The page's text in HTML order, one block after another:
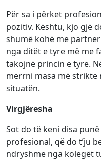
Për sa i përket
pozitiv. Kështu, kjo gjë
shumë kohë me
nga ditët e tyre më me
takojnë princin e tyre.
merrni masa më strikte
situatën.
Virgjëresha
Sot do të keni disa
profesional, që do t’ju
ndryshme nga kolegët